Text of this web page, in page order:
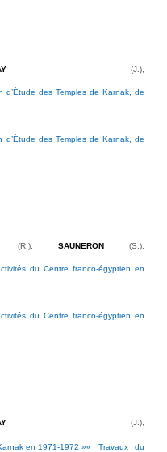
(J.),
des Temples de Karnak, de
SAUNERON (S.),
du Centre franco-égyptien en
(J.),
« Travaux du